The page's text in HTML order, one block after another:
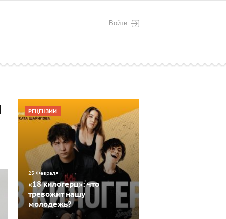
Войти
РЕЦЕНЗИИ
25 Февраля
«18 килогерц»: что
тревожит нашу
молодежь?